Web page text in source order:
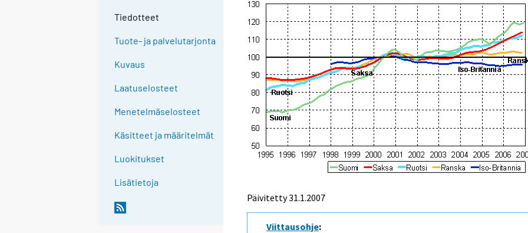
Tiedotteet
Tuote- ja palvelutarjonta
Kuvaus
Laatuselosteet
Menetelmäselosteet
Käsitteet ja määritelmät
Luokitukset
Lisätietoja
Päivitetty31.1.2007
Viittausohje: